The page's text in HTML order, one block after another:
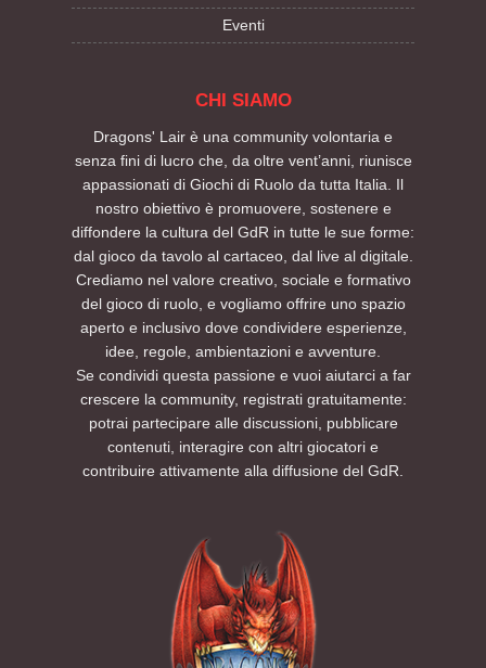
Eventi
CHI SIAMO
Dragons' Lair è una community volontaria e
senza fini di lucro che, da oltre vent’anni, riunisce
appassionati di Giochi di Ruolo da tutta Italia. Il
nostro obiettivo è promuovere, sostenere e
diffondere la cultura del GdR in tutte le sue forme:
dal gioco da tavolo al cartaceo, dal live al digitale.
Crediamo nel valore creativo, sociale e formativo
del gioco di ruolo, e vogliamo offrire uno spazio
aperto e inclusivo dove condividere esperienze,
idee, regole, ambientazioni e avventure.
Se condividi questa passione e vuoi aiutarci a far
crescere la community, registrati gratuitamente:
potrai partecipare alle discussioni, pubblicare
contenuti, interagire con altri giocatori e
contribuire attivamente alla diffusione del GdR.